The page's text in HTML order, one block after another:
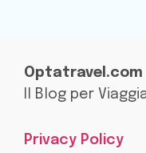
Optatravel.com
Il Blog per
Privacy Policy